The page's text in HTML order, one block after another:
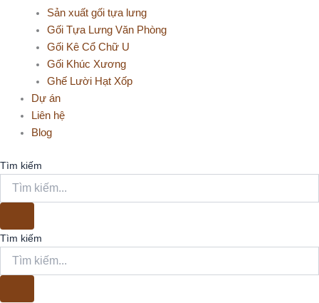
Sản xuất gối tựa lưng
Gối Tựa Lưng Văn Phòng
Gối Kê Cổ Chữ U
Gối Khúc Xương
Ghế Lười Hạt Xốp
Dự án
Liên hệ
Blog
Tìm kiếm
Tìm kiếm